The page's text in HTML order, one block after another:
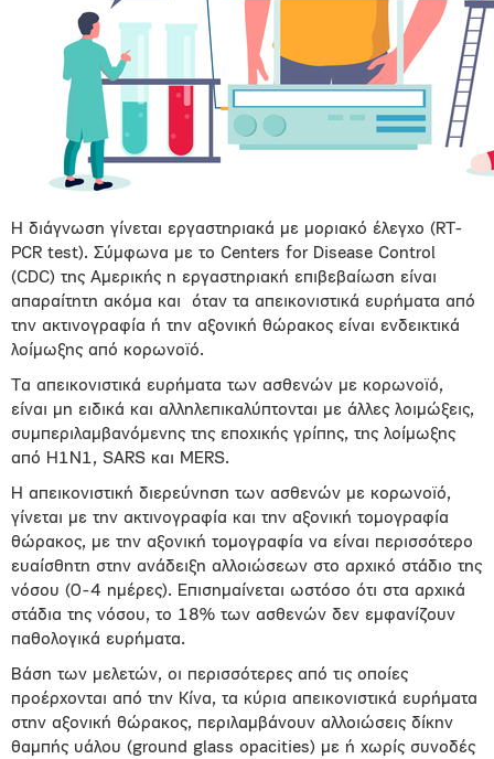
Η διάγνωση γίνεται εργαστηριακά με μοριακό έλεγχο (RT-
PCR test). Σύμφωνα με το Centers for Disease Control
(CDC) της Αμερικής η εργαστηριακή επιβεβαίωση είναι
απαραίτητη ακόμα και
όταν τα απεικονιστικά ευρήματα από
την ακτινογραφία ή την αξονική θώρακος είναι ενδεικτικά
λοίμωξης από κορωνοϊό.
Τα απεικονιστικά ευρήματα των ασθενών με κορωνοϊό,
είναι μη ειδικά και αλληλεπικαλύπτονται με άλλες λοιμώξεις,
συμπεριλαμβανόμενης της εποχικής γρίπης, της λοίμωξης
από H1N1, SARS και MERS.
Η απεικονιστική διερεύνηση των ασθενών με κορωνοϊό,
γίνεται με την ακτινογραφία και την αξονική τομογραφία
θώρακος, με την αξονική τομογραφία να είναι περισσότερο
ευαίσθητη στην ανάδειξη αλλοιώσεων στο αρχικό στάδιο της
νόσου (0-4 ημέρες). Επισημαίνεται ωστόσο ότι στα αρχικά
στάδια της νόσου, το 18% των ασθενών δεν εμφανίζουν
παθολογικά ευρήματα.
Βάση των μελετών, οι περισσότερες από τις οποίες
προέρχονται από την Κίνα, τα κύρια απεικονιστικά ευρήματα
στην αξονική θώρακος, περιλαμβάνουν αλλοιώσεις δίκην
θαμπής υάλου (ground glass opacities) με ή χωρίς συνοδές